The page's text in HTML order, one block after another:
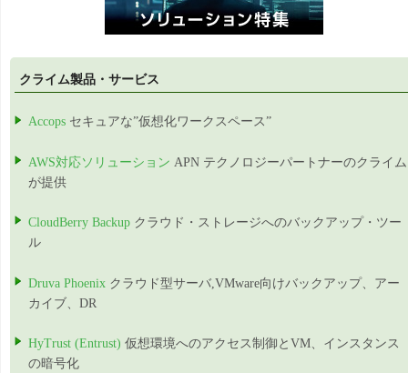
クライム製品・サービス
Accops セキュアな”仮想化ワークスペース”
AWS対応ソリューション APN テクノロジーパートナーのクライム
が提供
CloudBerry Backup クラウド・ストレージへのバックアップ・ツー
ル
Druva Phoenix クラウド型サーバ,VMware向けバックアップ、アー
カイブ、DR
HyTrust (Entrust) 仮想環境へのアクセス制御とVM、インスタンス
の暗号化